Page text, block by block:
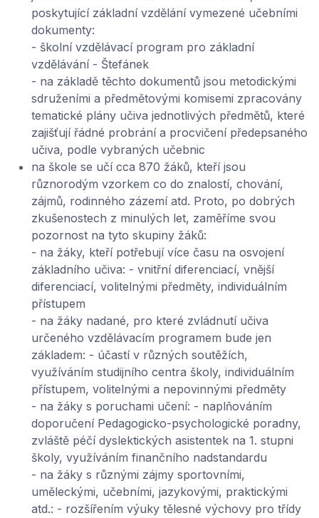
poskytující základní vzdělání vymezené učebními
dokumenty:
- školní vzdělávací program pro základní
vzdělávání - Štefánek
- na základě těchto dokumentů jsou metodickými
sdruženími a předmětovými komisemi zpracovány
tematické plány učiva jednotlivých předmětů, které
zajišťují řádné probrání a procvičení předepsaného
učiva, podle vybraných učebnic
na škole se učí cca 870 žáků, kteří jsou
různorodým vzorkem co do znalostí, chování,
zájmů, rodinného zázemí atd. Proto, po dobrých
zkušenostech z minulých let, zaměříme svou
pozornost na tyto skupiny žáků:
- na žáky, kteří potřebují více času na osvojení
základního učiva: - vnitřní diferenciací, vnější
diferenciací, volitelnými předměty, individuálním
přístupem
- na žáky nadané, pro které zvládnutí učiva
určeného vzdělávacím programem bude jen
základem: - účastí v různých soutěžích,
využíváním studijního centra školy, individuálním
přístupem, volitelnými a nepovinnými předměty
- na žáky s poruchami učení: - naplňováním
doporučení Pedagogicko-psychologické poradny,
zvláště péčí dyslektických asistentek na 1. stupni
školy, využíváním finančního nadstandardu
- na žáky s různými zájmy sportovními,
uměleckými, učebními, jazykovými, praktickými
atd.: - rozšířením výuky tělesné výchovy pro třídy